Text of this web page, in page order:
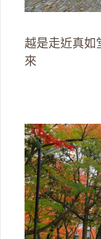
越是走近真如
來